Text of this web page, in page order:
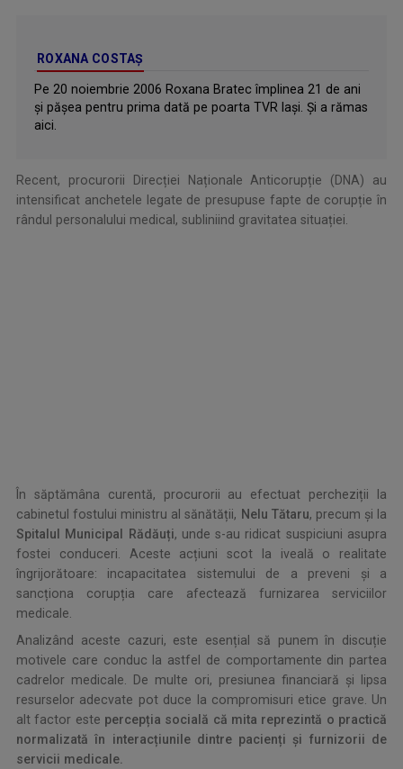
ROXANA COSTAŞ
Pe 20 noiembrie 2006 Roxana Bratec împlinea 21 de ani
şi păşea pentru prima dată pe poarta TVR Iaşi. Şi a rămas
aici.
Recent, procurorii Direcției Naționale Anticorupție (DNA) au
intensificat anchetele legate de presupuse fapte de corupție în
rândul personalului medical, subliniind gravitatea situației.
În săptămâna curentă, procurorii au efectuat percheziții la
cabinetul fostului ministru al sănătății, Nelu Tătaru, precum și la
Spitalul Municipal Rădăuți, unde s-au ridicat suspiciuni asupra
fostei conduceri. Aceste acțiuni scot la iveală o realitate
îngrijorătoare: incapacitatea sistemului de a preveni și a
sancționa corupția care afectează furnizarea serviciilor
medicale.
Analizând aceste cazuri, este esențial să punem în discuție
motivele care conduc la astfel de comportamente din partea
cadrelor medicale. De multe ori, presiunea financiară și lipsa
resurselor adecvate pot duce la compromisuri etice grave. Un
alt factor este percepția socială că mita reprezintă o practică
normalizată în interacțiunile dintre pacienți și furnizorii de
servicii medicale.